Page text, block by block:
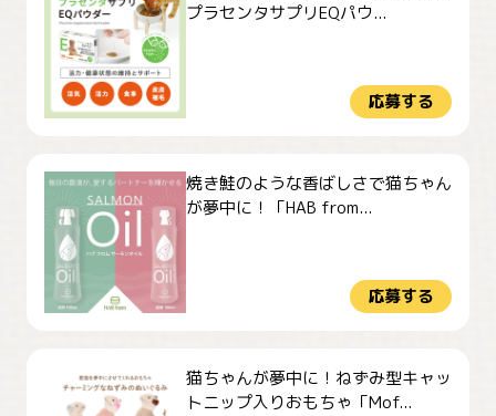
プラセンタサプリEQパウ...
応募する
焼き鮭のような香ばしさで猫ちゃん
が夢中に！「HAB from...
応募する
猫ちゃんが夢中に！ねずみ型キャッ
トニップ入りおもちゃ「Mof...